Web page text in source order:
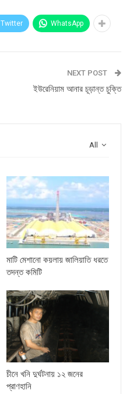
Twitter WhatsApp
NEXT POST
ইউরেনিয়াম আনার চূড়ান্ত চুক্তি
All
মাটি মেশানো কয়লায় জালিয়াতি ধরতে
তদন্ত কমিটি
চীনে খনি দুর্ঘটনায় ১২ জনের
প্রাণহানি